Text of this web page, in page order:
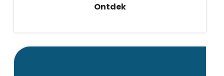
Ontdek